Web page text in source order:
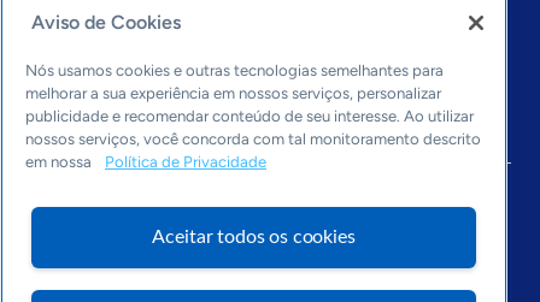
Economia & Política
Inovação & Tecnologia
Cultura empreendedora
Dados
Arquivo
Aviso de Cookies
Nós usamos cookies e outras tecnologias semelhantes para
melhorar a sua experiência em nossos serviços, personalizar
publicidade e recomendar conteúdo de seu interesse. Ao utilizar
nossos serviços, você concorda com tal monitoramento descrito
em nossa
Política de Privacidade
Aceitar todos os cookies